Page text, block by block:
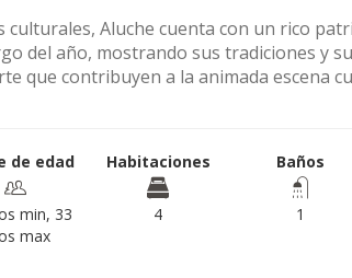
Aluche cuenta con un rico
del año, mostrando sus tradiciones y
que contribuyen a la animada escena
de edad
min, 33
max
Habitaciones
4
Baños
1